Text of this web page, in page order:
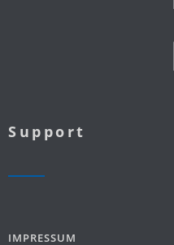
Support
IMPRESSUM